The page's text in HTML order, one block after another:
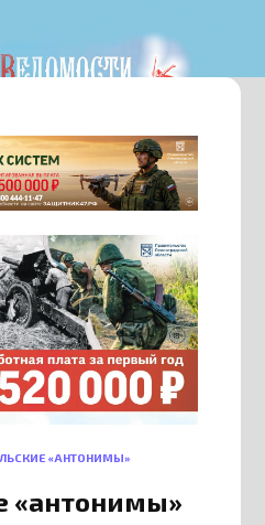
«АНТОНИМЫ»
«антонимы»